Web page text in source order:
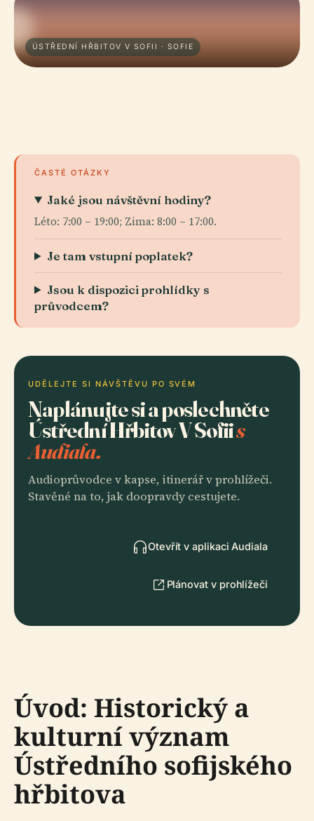
ÚSTŘEDNÍ HŘBITOV V SOFII · SOFIE
ČASTÉ OTÁZKY
Jaké jsou návštěvní hodiny?
Léto: 7:00 – 19:00; Zima: 8:00 – 17:00.
Je tam vstupní poplatek?
Jsou k dispozici prohlídky s
průvodcem?
UDĚLEJTE SI NÁVŠTĚVU PO SVÉM
Naplánujte si a poslechněte
Ústřední Hřbitov V Sofiis
Audiala.
Audioprůvodce v kapse, itinerář v prohlížeči.
Stavěné na to, jak doopravdy cestujete.
Otevřít v aplikaci Audiala
Plánovat v prohlížeči
Úvod: Historický a
kulturní význam
Ústředního sofijského
hřbitova